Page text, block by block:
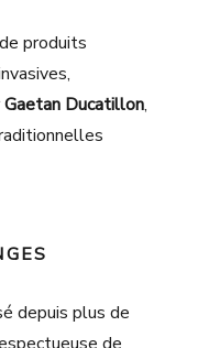
produits
Gaetan Ducatillon,
depuis plus de